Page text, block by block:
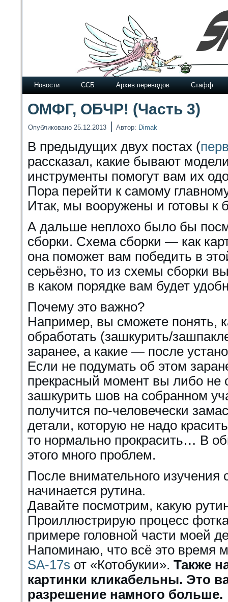
Новости ССБ Архив переводов Стафф
ОМФГ, ОБЧР! (Часть 3)
Опубликовано 25.12.2013 | Автор: Dimak
В предыдущих двух постах (
рассказал, какие бывают
инструменты помогут вам их
Пора перейти к самому
Итак, мы вооружены и готовы к
А дальше неплохо было бы
сборки. Схема сборки — как
она поможет вам победить в
серьёзно, то из схемы сборки
в каком порядке вам будет
Почему это важно?
Например, вы сможете понять,
обработать (зашкурить/
заранее, а какие — после
Если не подумать об этом
прекрасный момент вы либо не
зашкурить шов на собранном
получится по-человечески
детали, которую не надо
то нормально прокрасить… В
этого много проблем.
После внимательного изучения
начинается рутина.
Давайте посмотрим, какую
Проиллюстрирую процесс
примере головной части моей
Напоминаю, что всё это время
SA-17s от «Котобукии». Также
картинки кликабельны. Это
разрешение намного больше.